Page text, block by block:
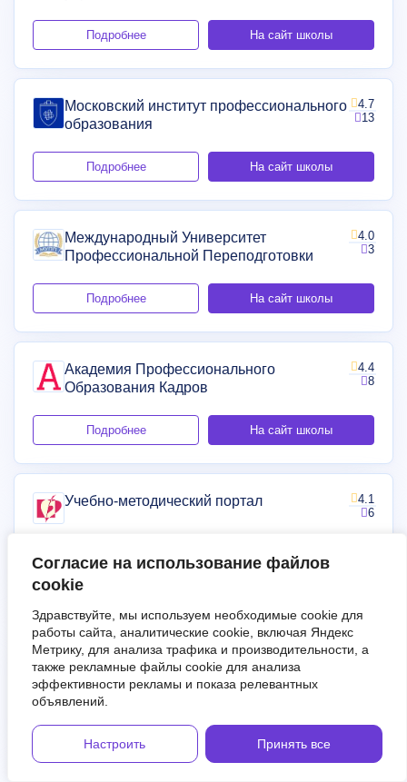
Согласие на использование файлов
cookie
Здравствуйте, мы используем необходимые cookie для
работы сайта, аналитические cookie, включая Яндекс
Метрику, для анализа трафика и производительности, а
также рекламные файлы cookie для анализа
эффективности рекламы и показа релевантных
объявлений.
Настроить Принять все
Подробнее На сайт школы
Московский институт профессионального
образования
4.7
13
Подробнее На сайт школы
Международный Университет
Профессиональной Переподготовки
4.0
3
Подробнее На сайт школы
Академия Профессионального
Образования Кадров
4.4
8
Подробнее На сайт школы
Учебно-методический портал
4.1
6
Подробнее На сайт школы
Центр дополнительного
профессионального образования
ЭКОДПО
18